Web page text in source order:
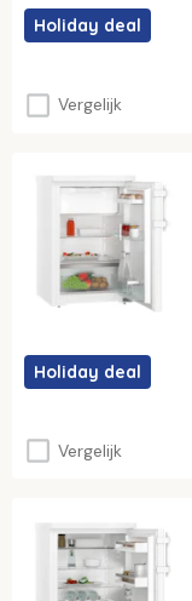
Holiday deal
Vergelijk
Holiday deal
Vergelijk